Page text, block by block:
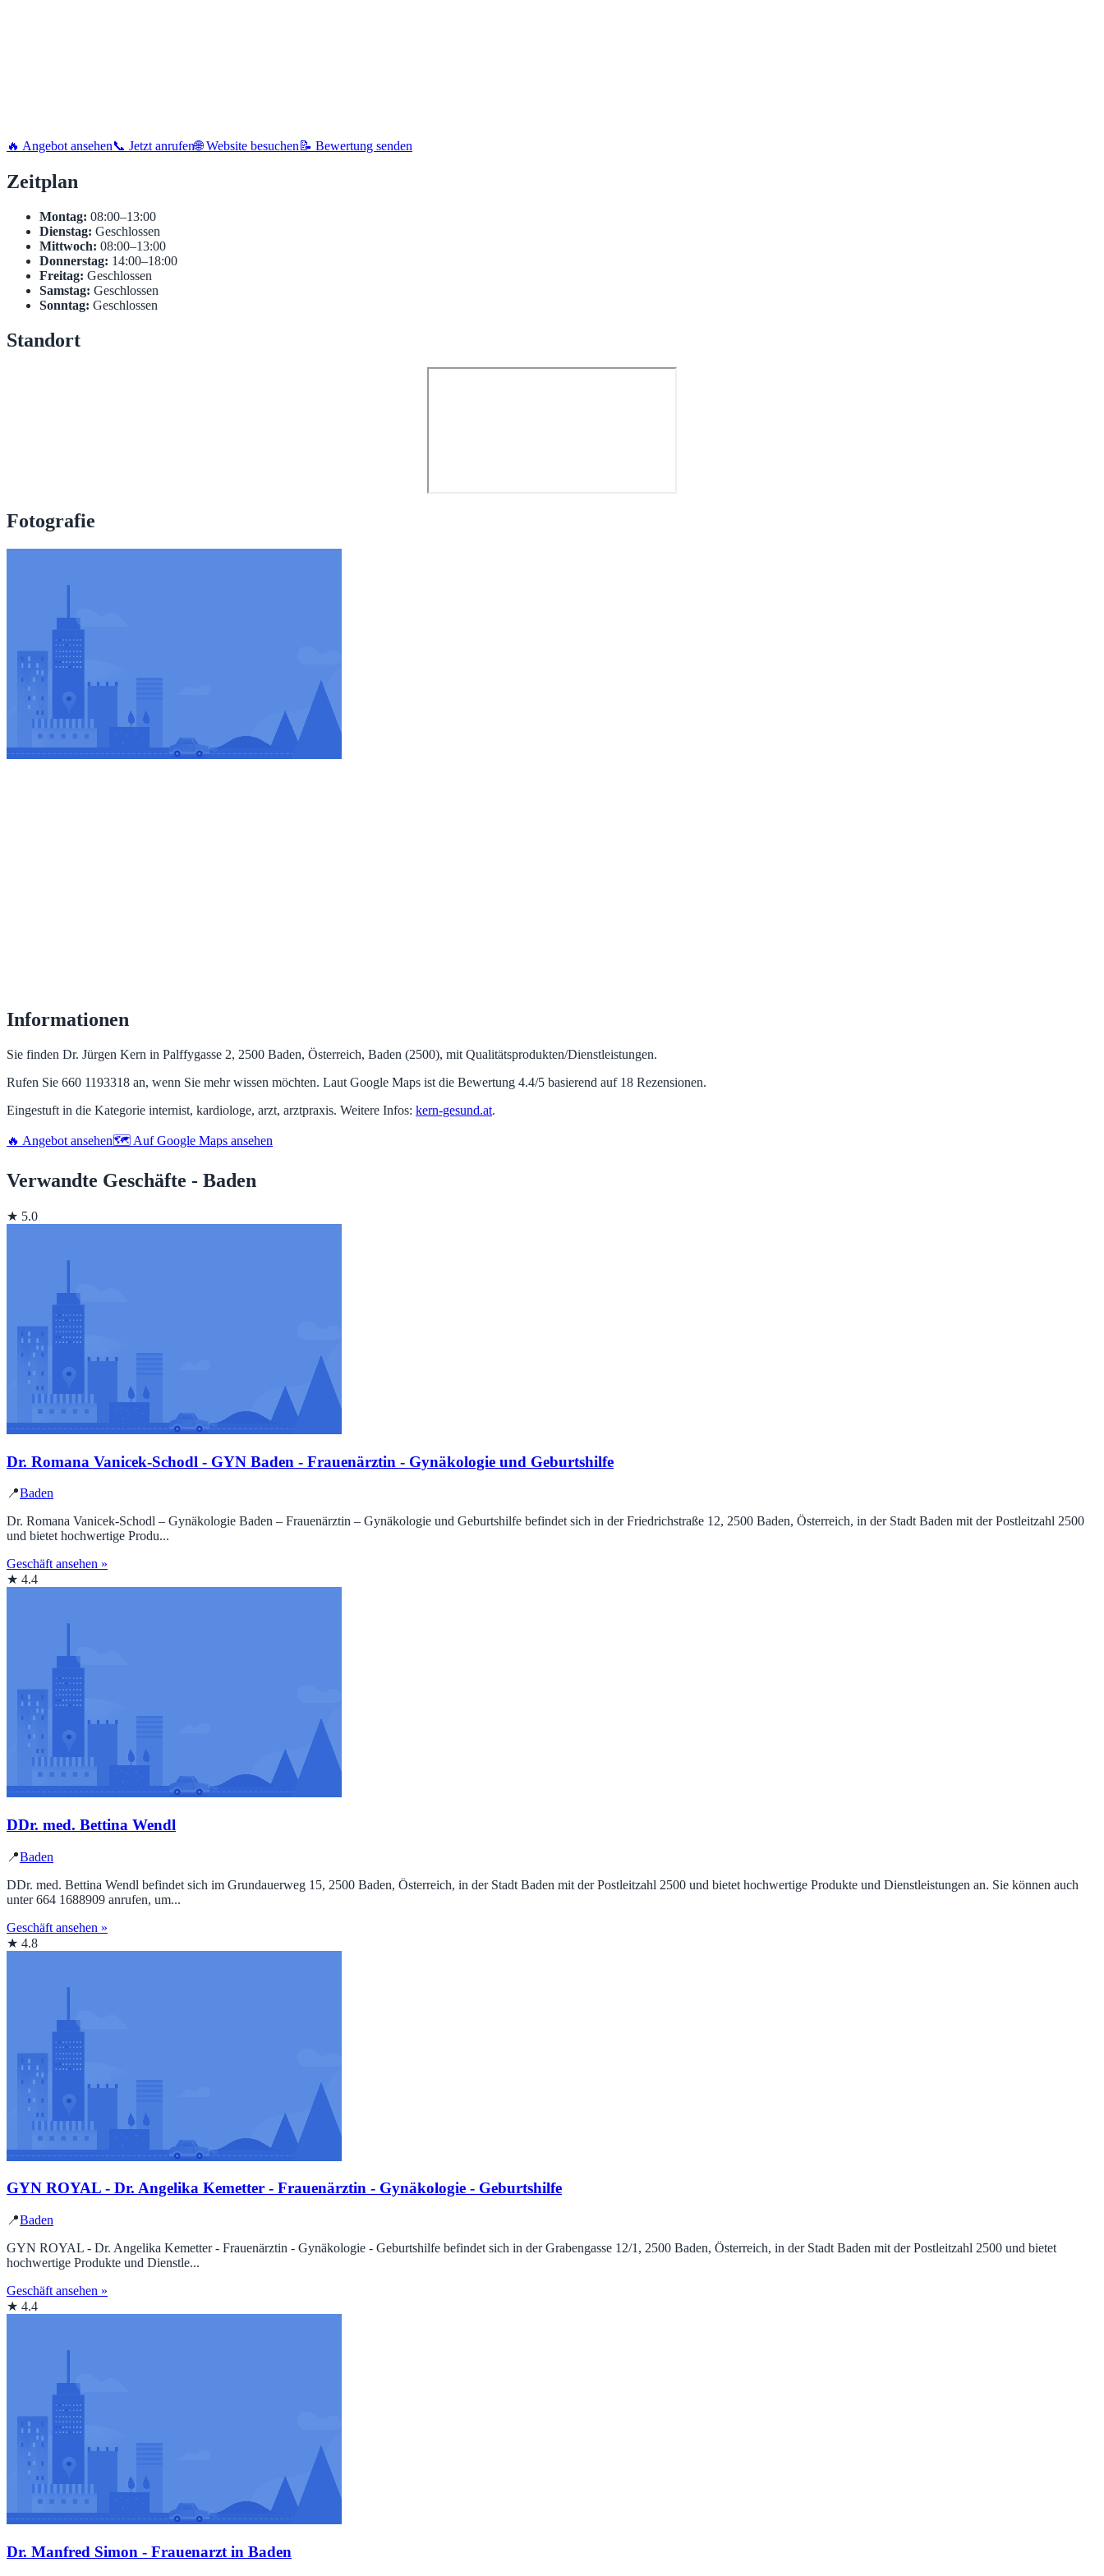
🔥 Angebot ansehen📞 Jetzt anrufen🌐 Website besuchen 📝 Bewertung senden
Zeitplan
Montag: 08:00–13:00
Dienstag: Geschlossen
Mittwoch: 08:00–13:00
Donnerstag: 14:00–18:00
Freitag: Geschlossen
Samstag: Geschlossen
Sonntag: Geschlossen
Standort
Fotografie
Informationen
Sie finden Dr. Jürgen Kern in Palffygasse 2, 2500 Baden, Österreich, Baden (2500), mit Qualitätsprodukten/Dienstleistungen.
Rufen Sie 660 1193318 an, wenn Sie mehr wissen möchten. Laut Google Maps ist die Bewertung 4.4/5 basierend auf 18 Rezensionen.
Eingestuft in die Kategorie internist, kardiologe, arzt, arztpraxis. Weitere Infos: kern-gesund.at.
🔥 Angebot ansehen🗺️ Auf Google Maps ansehen
Verwandte Geschäfte - Baden
★ 5.0
Dr. Romana Vanicek-Schodl - GYN Baden - Frauenärztin - Gynäkologie und Geburtshilfe
📍Baden
Dr. Romana Vanicek-Schodl – Gynäkologie Baden – Frauenärztin – Gynäkologie und Geburtshilfe befindet sich in der Friedrichstraße 12, 2500 Baden, Österreich, in der Stadt Baden mit der Postleitzahl 2500
und bietet hochwertige Produ...
Geschäft ansehen »
★ 4.4
DDr. med. Bettina Wendl
📍Baden
DDr. med. Bettina Wendl befindet sich im Grundauerweg 15, 2500 Baden, Österreich, in der Stadt Baden mit der Postleitzahl 2500 und bietet hochwertige Produkte und Dienstleistungen an. Sie können auch
unter 664 1688909 anrufen, um...
Geschäft ansehen »
★ 4.8
GYN ROYAL - Dr. Angelika Kemetter - Frauenärztin - Gynäkologie - Geburtshilfe
📍Baden
GYN ROYAL - Dr. Angelika Kemetter - Frauenärztin - Gynäkologie - Geburtshilfe befindet sich in der Grabengasse 12/1, 2500 Baden, Österreich, in der Stadt Baden mit der Postleitzahl 2500 und bietet
hochwertige Produkte und Dienstle...
Geschäft ansehen »
★ 4.4
Dr. Manfred Simon - Frauenarzt in Baden